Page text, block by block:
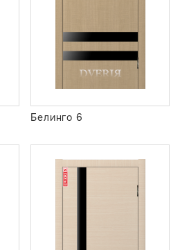
Белинго 6